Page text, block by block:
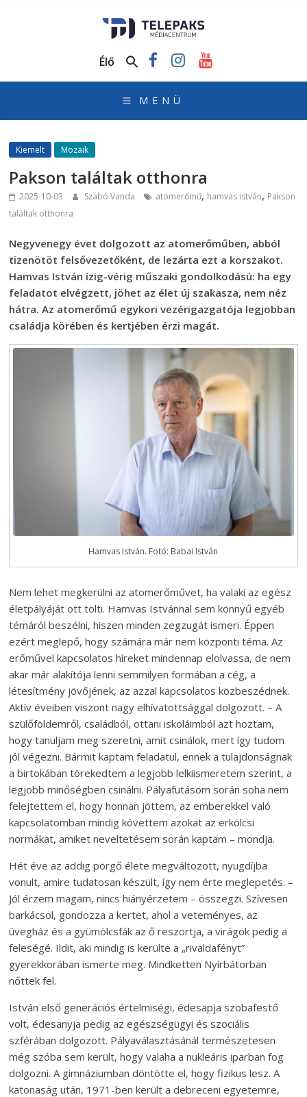
Médiacentrum
honlapja
Élő
Kiemelt Mozaik
Pakson találtak otthonra
2025-10-03 Szabó Vanda atomerőmű, hamvas istván, Pakson
találtak otthonra
Negyvenegy évet dolgozott az atomerőműben, abból
tizenötöt felsővezetőként, de lezárta ezt a korszakot.
Hamvas István ízig-vérig műszaki gondolkodású: ha egy
feladatot elvégzett, jöhet az élet új szakasza, nem néz
hátra. Az atomerőmű egykori vezérigazgatója legjobban
családja körében és kertjében érzi magát.
Hamvas István. Fotó: Babai István
Nem lehet megkerülni az atomerőművet, ha valaki az egész
életpályáját ott tölti. Hamvas Istvánnal sem könnyű egyéb
témáról beszélni, hiszen minden zegzugát ismeri. Éppen
ezért meglepő, hogy számára már nem központi téma. Az
erőművel kapcsolatos híreket mindennap elolvassa, de nem
akar már alakítója lenni semmilyen formában a cég, a
létesítmény jövőjének, az azzal kapcsolatos közbeszédnek.
Aktív éveiben viszont nagy elhívatottsággal dolgozott. – A
szülőföldemről, családból, ottani iskoláimból azt hoztam,
hogy tanuljam meg szeretni, amit csinálok, mert így tudom
jól végezni. Bármit kaptam feladatul, ennek a tulajdonságnak
a birtokában törekedtem a legjobb lelkiismeretem szerint, a
legjobb minőségben csinálni. Pályafutásom során soha nem
felejtettem el, hogy honnan jöttem, az emberekkel való
kapcsolatomban mindig követtem azokat az erkölcsi
normákat, amiket neveltetésem során kaptam – mondja.
Hét éve az addig pörgő élete megváltozott, nyugdíjba
vonult, amire tudatosan készült, így nem érte meglepetés. –
Jól érzem magam, nincs hiányérzetem – összegzi. Szívesen
barkácsol, gondozza a kertet, ahol a veteményes, az
üvegház és a gyümölcsfák az ő reszortja, a virágok pedig a
feleségé. Ildit, aki mindig is kerülte a „rivaldafényt”
gyerekkorában ismerte meg. Mindketten Nyírbátorban
nőttek fel.
István első generációs értelmiségi, édesapja szobafestő
volt, édesanyja pedig az egészségügyi és szociális
szférában dolgozott. Pályaválasztásánál természetesen
még szóba sem került, hogy valaha a nukleáris iparban fog
dolgozni. A gimnáziumban döntötte el, hogy fizikus lesz. A
katonaság után, 1971-ben került a debreceni egyetemre,